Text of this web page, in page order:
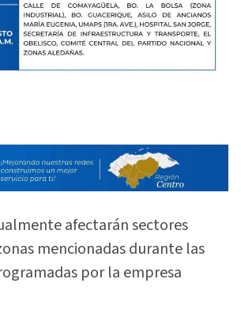
afectarán sectores
mencionadas durante las
por la empresa